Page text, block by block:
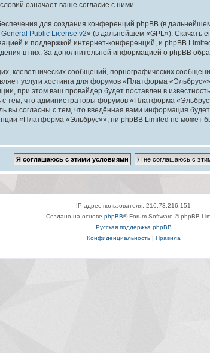
означает ваше согласие с ними.
для создания конференций phpBB (в
Public License v2» (в дальнейшем «GPL»). Скачать
и поддержкой интернет-конференций, и phpBB
в них. За дополнительной информацией о phpBB
клеветнических сообщений, порнографических
услуги хостинга для форумов «Платформа
при этом ваш провайдер будет поставлен в
тем, что администраторы форумов «Платформа
вы согласны с тем, что введённая вами информация
«Платформа «Эльбрус»», ни phpBB Limited не может
IP-адрес пользователя: 216.73.216.151
Создано на основе phpBB® Forum Software © phpBB
Русская поддержка phpBB
Конфиденциальность| Правила